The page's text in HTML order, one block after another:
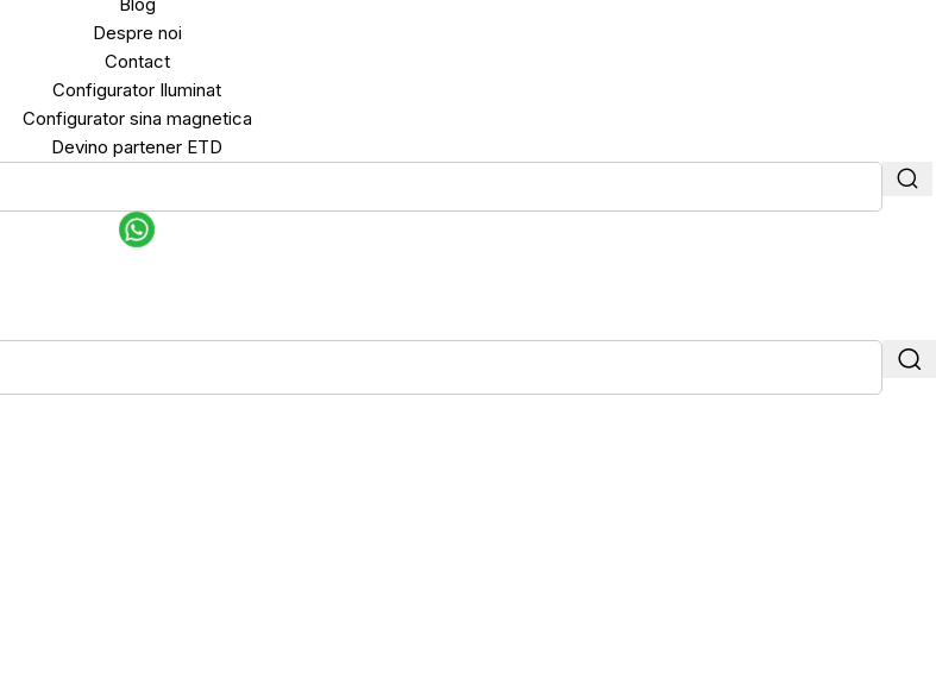
Despre noi
Contact
Configurator Iluminat
Configurator sina magnetica
Devino partener ETD